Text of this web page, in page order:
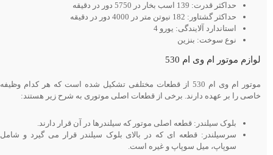
حداکثر قدرت: 139 اسب بخار در 5750 دور در دقیقه
حداکثر گشتاور: 182 نیوتن متر در 4000 دور در دقیقه
استاندارد آلایندگی: یورو 4
نوع سوخت: بنزین
لوازم موتور ام وی ام 530
موتور ام وی ام 530 از قطعات مختلفی تشکیل شده است که هر کدام وظیفه
خاصی را بر عهده دارند. برخی از قطعات اصلی موتوری به شرح زیر هستند:
بلوک سیلندر: قطعه اصلی موتور که سیلندرها در آن قرار دارند.
سرسیلندر: قطعه ای که در بالای بلوک سیلندر قرار می گیرد و شامل
سوپاپ، میل سوپاپ و غیره است.